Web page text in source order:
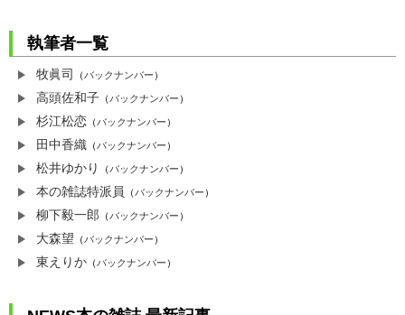
執筆者一覧
牧眞司 （バックナンバー）
高頭佐和子 （バックナンバー）
杉江松恋 （バックナンバー）
田中香織 （バックナンバー）
松井ゆかり （バックナンバー）
本の雑誌特派員 （バックナンバー）
柳下毅一郎 （バックナンバー）
大森望 （バックナンバー）
東えりか （バックナンバー）